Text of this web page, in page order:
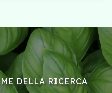
DELLA RICERCA